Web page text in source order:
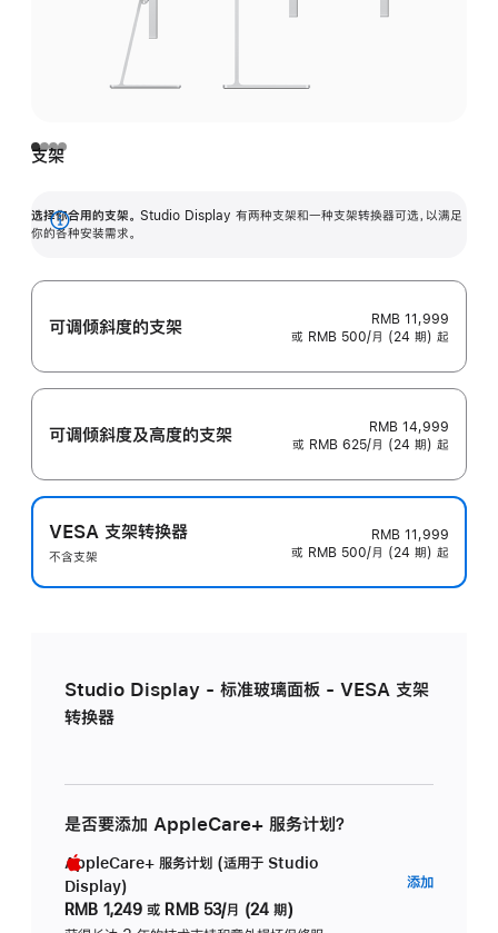
支架
选择你合用的支架。 Studio Display 有两种支架和一种支架转换器可选，以满足
你的各种安装需求。
展
可调倾斜度的支架
RMB 11,999
或 RMB 500/月 (24 期) 起
可调倾斜度及高‍度的支‍架
RMB 14,999
或 RMB 625/月 (24 期) 起
VESA 支架转换器
不含支架
RMB 11,999
或 RMB 500/月 (24 期) 起
Studio Display - 标准玻璃面板 - VESA 支架
转换器
是否要添加 AppleCare+ 服务计划？
AppleCare+ 服务计划 (适用于 Studio
Display)
RMB 1,249 或 RMB 53/月 (24 期)
添加